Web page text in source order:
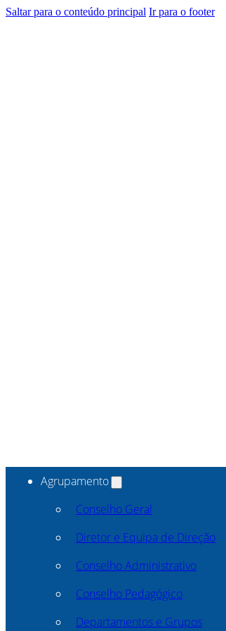
Saltar para o conteúdo principal Ir para o footer
Agrupamento
Conselho Geral
Diretor e Equipa de Direção
Conselho Administrativo
Conselho Pedagógico
Departamentos e Grupos